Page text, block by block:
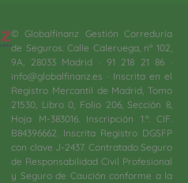
© Globalfinanz Gestión Correduría
de Seguros. Calle Caleruega, nº 102,
9A, 28033 Madrid · 91 218 21 86 ·
info@globalfinanz.es · Inscrita en el
Registro Mercantil de Madrid, Tomo
21530, Libro 0, Folio 206, Sección 8,
Hoja M-383016. Inscripción 1.ª. CIF.
B84396662. Inscrita Registro DGSFP
con clave J-2437. Contratado Seguro
de Responsabilidad Civil Profesional
y Seguro de Caución conforme a la